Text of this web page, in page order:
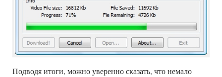
Подводя итоги, можно уверенно сказать, что немало